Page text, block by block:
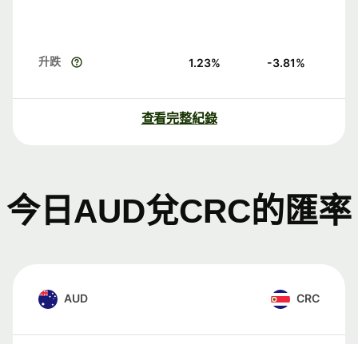
升跌 1.23% -3.81%
查看完整紀錄
今日AUD兌CRC的匯率
AUD CRC